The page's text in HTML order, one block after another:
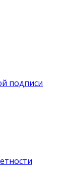
подписи